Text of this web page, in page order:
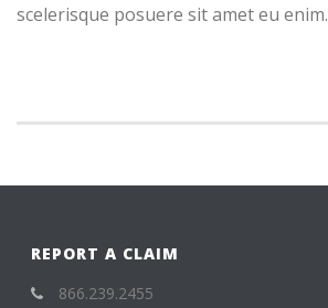
scelerisque posuere sit amet eu enim.
REPORT A CLAIM
866.239.2455